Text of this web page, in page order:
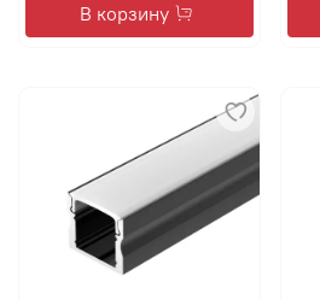
В корзину